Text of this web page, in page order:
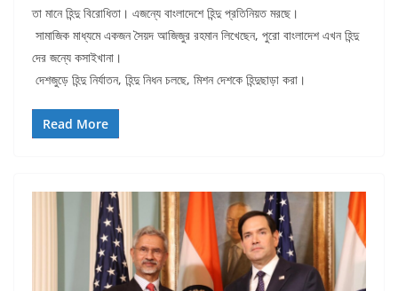
তা মানে হিন্দু বিরোধিতা। এজন্যে বাংলাদেশে হিন্দু প্রতিনিয়ত মরছে।
সামাজিক মাধ্যমে একজন সৈয়দ আজিজুর রহমান লিখেছেন, পুরো বাংলাদেশ এখন হিন্দু
দের জন্যে কসাইখানা।
দেশজুড়ে হিন্দু নির্যাতন, হিন্দু নিধন চলছে, মিশন দেশকে হিন্দুছাড়া করা।
Read More